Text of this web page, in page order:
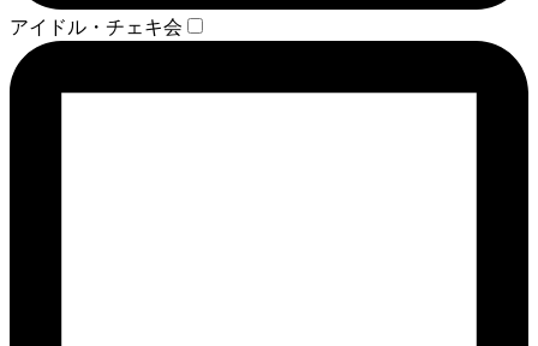
アイドル・チェキ会